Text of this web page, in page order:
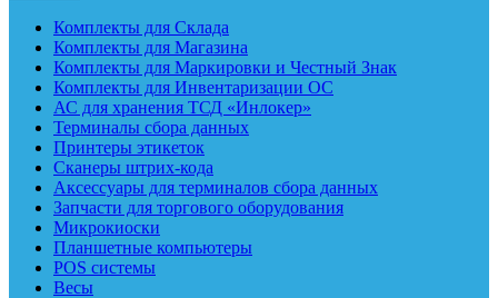
Комплекты для Склада
Комплекты для Магазина
Комплекты для Маркировки и Честный Знак
Комплекты для Инвентаризации ОС
АС для хранения ТСД «Инлокер»
Терминалы сбора данных
Принтеры этикеток
Сканеры штрих-кода
Аксессуары для терминалов сбора данных
Запчасти для торгового оборудования
Микрокиоски
Планшетные компьютеры
POS системы
Весы